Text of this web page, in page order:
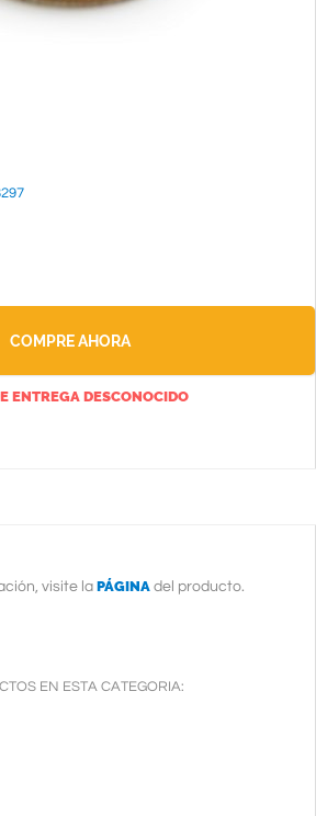
COMPRE AHORA
ENTREGA DESCONOCIDO
visite la PÁGINA del producto.
EN ESTA CATEGORIA: